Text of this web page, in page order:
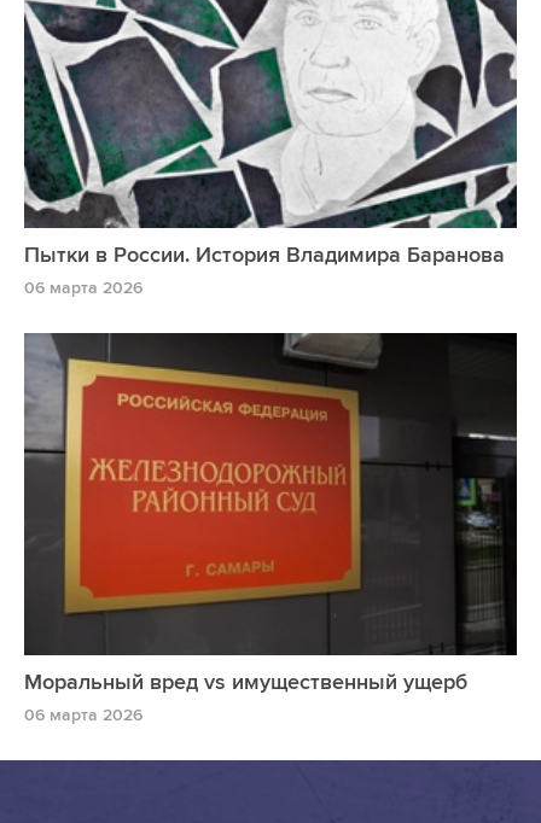
Пытки в России. История Владимира Баранова
06 марта 2026
Моральный вред vs имущественный ущерб
06 марта 2026